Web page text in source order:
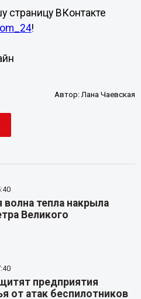
страницу ВКонтакте
!
Автор: Лана Чаевская
волна тепла накрыла
Великого
предприятия
от атак беспилотников